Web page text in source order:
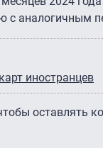
с аналогичным
иностранцев
оставлять